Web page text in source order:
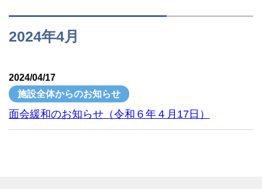
2024年4月
2024/04/17
施設全体からのお知らせ
面会緩和のお知らせ（令和６年４月17日）